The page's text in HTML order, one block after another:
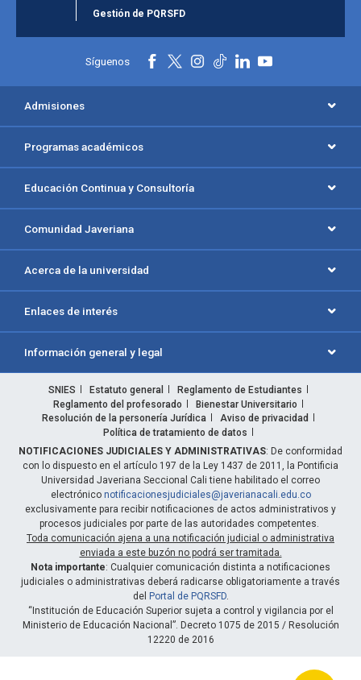
Gestión de PQRSFD
Síguenos
Admisiones
Programas académicos
Educación Continua y Consultoría
Comunidad Javeriana
Acerca de la universidad
Enlaces de interés
Información general y legal
SNIES Estatuto general
Reglamento de Estudiantes
Reglamento del profesorado
Bienestar Universitario
Resolución de la personería Jurídica
Aviso de privacidad
Política de tratamiento de datos
NOTIFICACIONES JUDICIALES Y ADMINISTRATIVAS: De conformidad
con lo dispuesto en el artículo 197 de la Ley 1437 de 2011, la Pontificia
Universidad Javeriana Seccional Cali tiene habilitado el correo
electrónico notificacionesjudiciales@javerianacali.edu.co
exclusivamente para recibir notificaciones de actos administrativos y
procesos judiciales por parte de las autoridades competentes.
Toda comunicación ajena a una notificación judicial o administrativa
enviada a este buzón no podrá ser tramitada.
Nota importante: Cualquier comunicación distinta a notificaciones
judiciales o administrativas deberá radicarse obligatoriamente a través
del Portal de PQRSFD.
“Institución de Educación Superior sujeta a control y vigilancia por el
Ministerio de Educación Nacional”. Decreto 1075 de 2015 / Resolución
12220 de 2016